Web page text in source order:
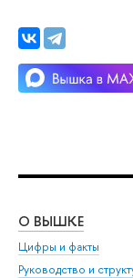
О ВЫШКЕ
Цифры и факты
Руководство и